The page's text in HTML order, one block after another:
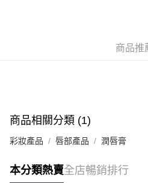
付款後門市自取，訂單確認後2-4個
商品推
商品相關分類 (1)
彩妝產品 唇部產品 潤唇膏
本分類熱賣全店暢銷排行